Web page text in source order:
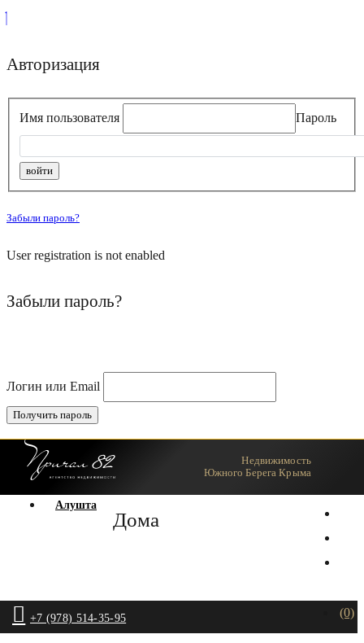
Авторизация
Имя пользователя Пароль
Забыли пароль?
User registration is not enabled
Забыли пароль?
Логин или Email
Ялта
Алушта
+7 (978) 514-35-95 (0)
Недвижимость
Южного Берега Крыма
Дома